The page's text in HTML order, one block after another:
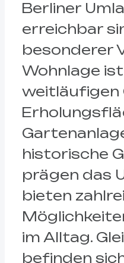
Berliner
erreichbar
besonderer
Wohnlage
weitläufigen
historische
prägen das
bieten
im Alltag.
befinden